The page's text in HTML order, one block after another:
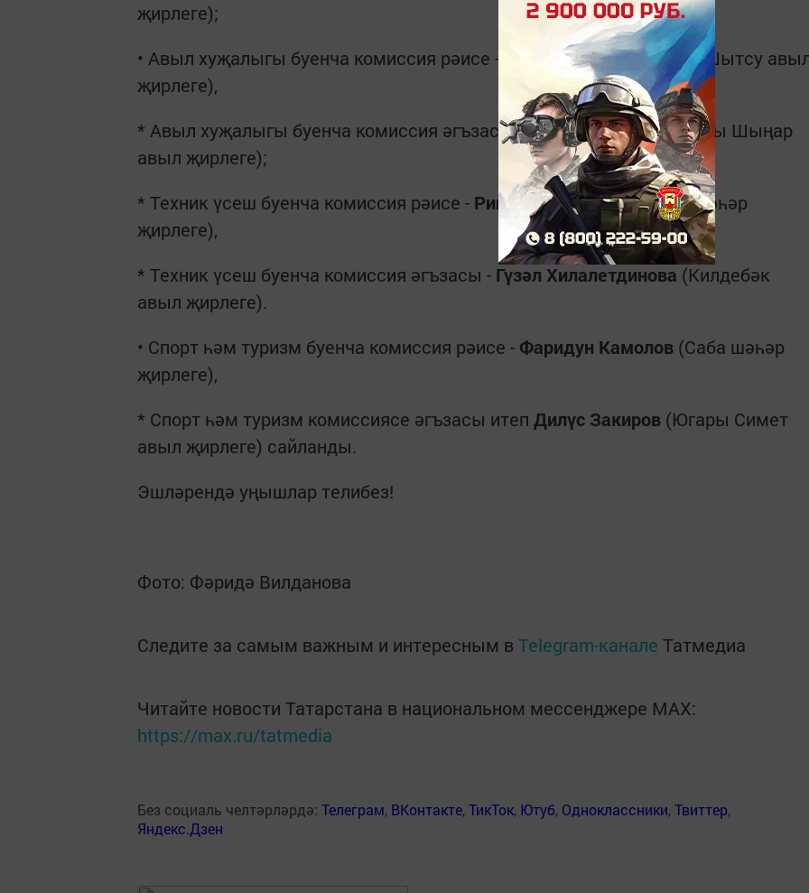
җирлеге);
• Авыл хуҗалыгы буенча комиссия рәисе -
Булат Мәүлетов(Түбән Шытсу
җирлеге),
* Авыл хуҗалыгы буенча комиссия әгъзасы -Рамил Тимербаев(Олы Шыңар
авыл җирлеге);
* Техник үсеш буенча комиссия рәисе - Ринат Исмәгыйлев(Саба шәһәр
җирлеге),
* Техник үсеш буенча комиссия әгъзасы - Гүзәл Хилалетдинова (Килдебәк
авыл җирлеге).
• Спорт һәм туризм буенча комиссия рәисе - Фаридун Камолов (Саба шәһәр
җирлеге),
* Спорт һәм туризм комиссиясе әгъзасы итеп Дилүс Закиров (Югары Симет
авыл җирлеге) сайланды.
Эшләрендә уңышлар телибез!
Фото: Фәридә Вилданова
Следите за самым важным и интересным в Telegram-канале Татмедиа
Читайте новости Татарстана в национальном мессенджере MАХ:
https://max.ru/tatmedia
Без социаль челтәрләрдә: Телеграм, ВКонтакте,ТикТок, Ютуб, Одноклассники,Твиттер,
Яндекс.Дзен